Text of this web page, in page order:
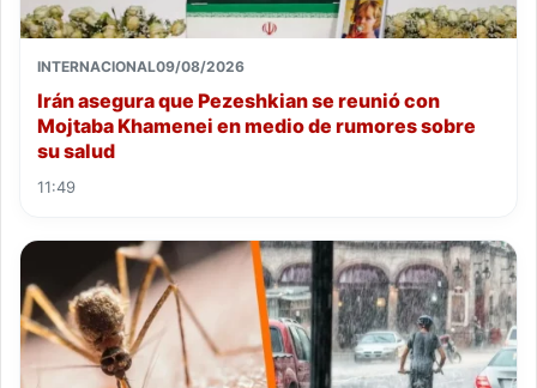
INTERNACIONAL09/08/2026
Irán asegura que Pezeshkian se reunió con
Mojtaba Khamenei en medio de rumores sobre
su salud
11:49